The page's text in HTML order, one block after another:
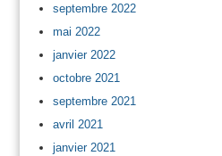
septembre 2022
mai 2022
janvier 2022
octobre 2021
septembre 2021
avril 2021
janvier 2021